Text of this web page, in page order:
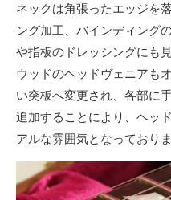
ネックは角張ったエッジを
ング加工、バインディング
や指板のドレッシングにも
ウッドのヘッドヴェニアも
い突板へ変更され、各部に
追加することにより、ヘッ
アルな雰囲気となっておりま